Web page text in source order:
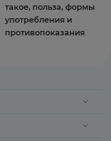
такое, польза, формы
употребления и
противопоказания